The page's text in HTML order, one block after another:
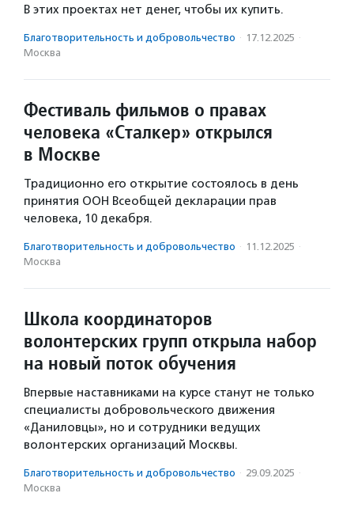
В этих проектах нет денег, чтобы их купить.
Благотвори­тель­ность и доброволь­чест­во · 17.12.2025 ·
Москва
Фестиваль фильмов о правах
человека «Сталкер» открылся
в Москве
Традиционно его открытие состоялось в день
принятия ООН Всеобщей декларации прав
человека, 10 декабря.
Благотвори­тель­ность и доброволь­чест­во · 11.12.2025 ·
Москва
Школа координаторов
волонтерских групп открыла набор
на новый поток обучения
Впервые наставниками на курсе станут не только
специалисты добровольческого движения
«Даниловцы», но и сотрудники ведущих
волонтерских организаций Москвы.
Благотвори­тель­ность и доброволь­чест­во · 29.09.2025 ·
Москва